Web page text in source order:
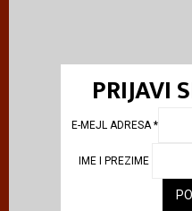
PRIJAVI
E-MEJL ADRESA*
IME I PREZIME